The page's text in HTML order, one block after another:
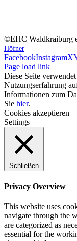
©EHC Waldkraiburg
Höfner
FacebookInstagramX
Page load link
Diese Seite
Nutzungserfahrung
Informationen zum
Sie hier.
Cookies akzeptieren
Settings
Schließen
Privacy Overview
This website uses
navigate through the
are categorized as
essential for the